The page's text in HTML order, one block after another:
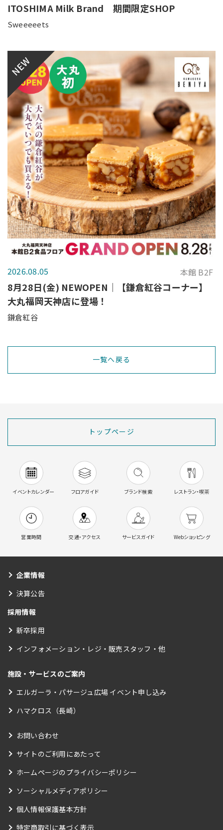
ITOSHIMA Milk Brand 期間限定SHOP
Sweeeeets
NEW
2026.08.05 本館 B2F
8月28日(金) NEWOPEN｜【鎌倉紅谷コーナー】
大丸福岡天神店に登場！
鎌倉紅谷
一覧へ戻る
トップページ
イベントカレンダー フロアガイド ブランド検索 レストラン・喫茶
営業時間 交通・アクセス サービスガイド Webショッピング
企業情報
決算公告
採用情報
新卒採用
インフォメーション・レジ・販売スタッフ・他
施設・サービスのご案内
エルガーラ・パサージュ広場 イベント申し込み
ハマクロス（長崎）
お問い合わせ
サイトのご利用にあたって
ホームページのプライバシーポリシー
ソーシャルメディアポリシー
個人情報保護基本方針
特定商取引に基づく表示